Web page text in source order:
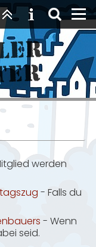
werden
- Falls du
- Wenn
seid.